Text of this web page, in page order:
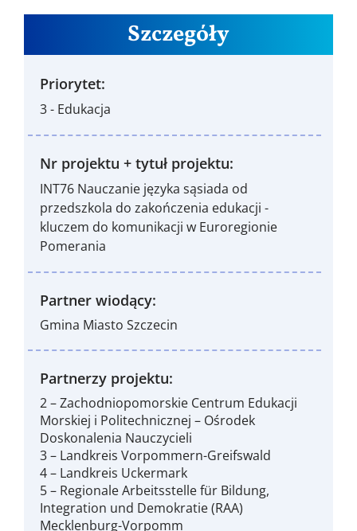
Szczegóły
Priorytet:
3 - Edukacja
Nr projektu + tytuł projektu:
INT76 Nauczanie języka sąsiada od
przedszkola do zakończenia edukacji -
kluczem do komunikacji w Euroregionie
Pomerania
Partner wiodący:
Gmina Miasto Szczecin
Partnerzy projektu:
2 – Zachodniopomorskie Centrum Edukacji
Morskiej i Politechnicznej – Ośrodek
Doskonalenia Nauczycieli
3 – Landkreis Vorpommern-Greifswald
4 – Landkreis Uckermark
5 – Regionale Arbeitsstelle für Bildung,
Integration und Demokratie (RAA)
Mecklenburg-Vorpomm